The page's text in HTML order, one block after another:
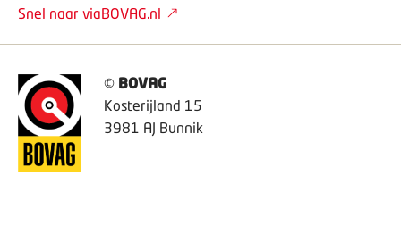
© BOVAG
Kosterijland 15
3981 AJ Bunnik
Snel naar viaBOVAG.nl